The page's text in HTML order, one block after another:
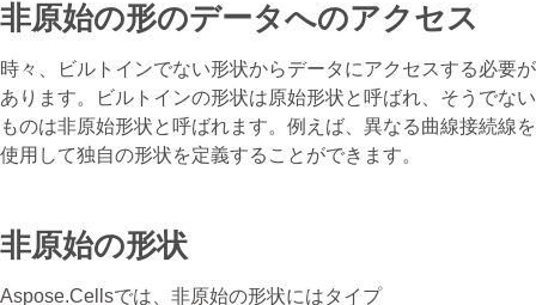
非原始の形のデータへのアクセス
時々、ビルトインでない形状からデータにアクセスする必要が
あります。ビルトインの形状は原始形状と呼ばれ、そうでない
ものは非原始形状と呼ばれます。例えば、異なる曲線接続線を
使用して独自の形状を定義することができます。
非原始の形状
Aspose.Cellsでは、非原始の形状にはタイプ